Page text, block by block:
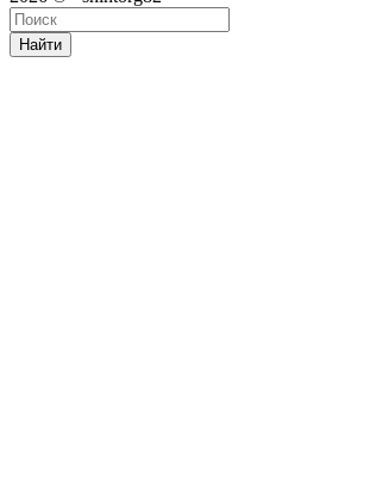
Найти